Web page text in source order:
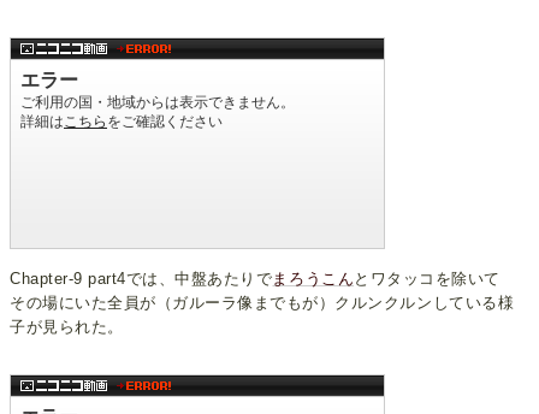
Chapter-9 part4では、中盤あたりで まろうこん とワタッコを除いて
その場にいた全員が（ガルーラ像までもが）クルンクルンしている様
子が見られた。